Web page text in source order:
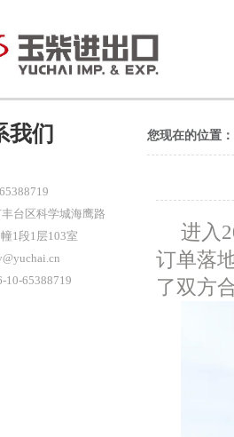
我们
台区科学城海鹰路
1段1层103室
10-65388719
您现在的位置：
进入
订单落
了双方